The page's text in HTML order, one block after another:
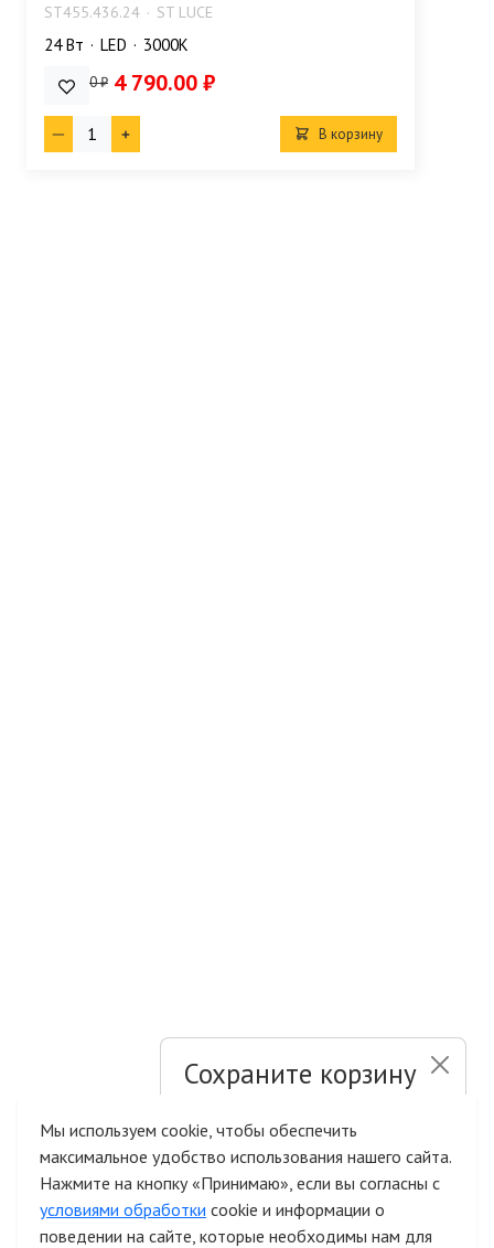
ST455.436.24 ST LUCE
24 Bт LED 3000K
5 970.00 ₽ 4 790.00 ₽
В корзину
Сохраните корзину
Быстрая авторизация на сайте
Мы используем cookie, чтобы обеспечить
максимальное удобство использования нашего сайта.
Нажмите на кнопку «Принимаю», если вы согласны с
условиями обработки cookie и информации о
поведении на сайте, которые необходимы нам для